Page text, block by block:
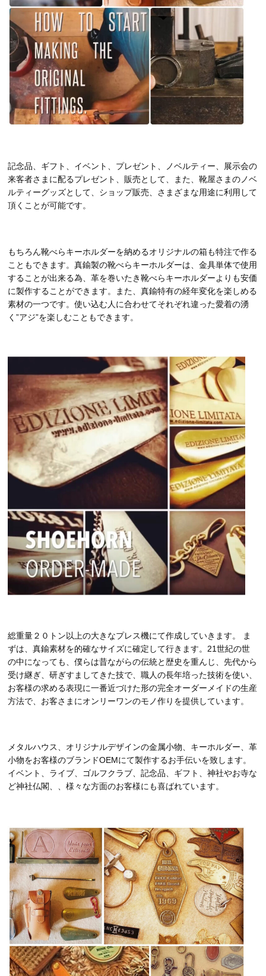
記念品、ギフト、イベント、プレゼント、ノベルティー、展示会の
来客者さまに配るプレゼント、販売として、また、靴屋さまのノベ
ルティーグッズとして、ショップ販売、さまざまな用途に利用して
頂くことが可能です。
もちろん靴べらキーホルダーを納めるオリジナルの箱も特注で作る
こともできます。真鍮製の靴べらキーホルダーは、金具単体で使用
することが出来る為、革を巻いたき靴べらキーホルダーよりも安価
に製作することができます。また、真鍮特有の経年変化を楽しめる
素材の一つです。使い込む人に合わせてそれぞれ違った愛着の湧
く”アジ”を楽しむこともできます。
総重量２０トン以上の大きなプレス機にて作成していきます。 ま
ずは、真鍮素材を的確なサイズに確定して行きます。21世紀の世
の中になっても、僕らは昔ながらの伝統と歴史を重んじ、先代から
受け継ぎ、研ぎすましてきた技で、職人の長年培った技術を使い、
お客様の求める表現に一番近づけた形の完全オーダーメイドの生産
方法で、お客さまにオンリーワンのモノ作りを提供しています。
メタルハウス、オリジナルデザインの金属小物、キーホルダー、革
小物をお客様のブランドOEMにて製作するお手伝いを致します。
イベント、ライブ、ゴルフクラブ、記念品、ギフト、神社やお寺な
ど神社仏閣、、様々な方面のお客様にも喜ばれています。